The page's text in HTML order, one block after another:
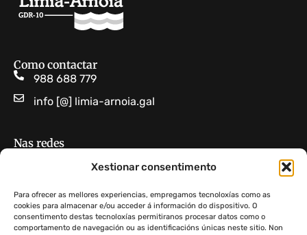
Xestionar consentimento
Para ofrecer as mellores experiencias, empregamos tecnoloxías como as
cookies para almacenar e/ou acceder á información do dispositivo. O
consentimento destas tecnoloxías permitiranos procesar datos como o
comportamento de navegación ou as identificacións únicas neste sitio. Non
Como contactar
988 688 779
info [@] limia-arnoia.gal
Nas redes
Non atopas algo?